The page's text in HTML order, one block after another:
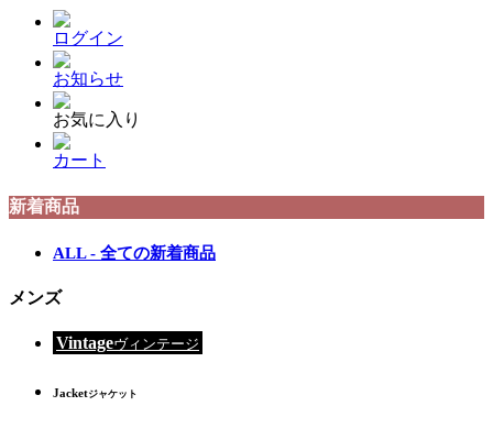
ログイン
お知らせ
お気に入り
カート
新着商品
ALL - 全ての新着商品
メンズ
Vintageヴィンテージ
Jacketジャケット